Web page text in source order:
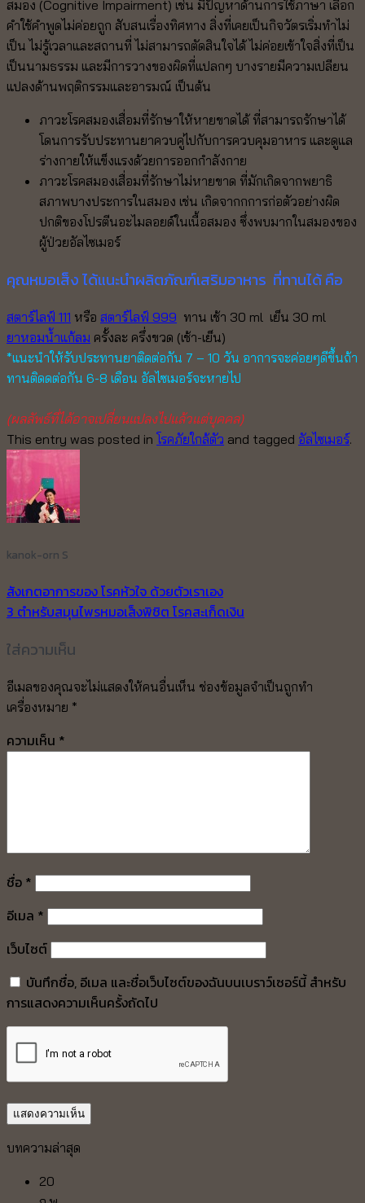
สมอง (Cognitive Impairment) เช่น มีปัญหาด้านการใช้ภาษา เลือก
คำใช้คำพูดไม่ค่อยถูก สับสนเรื่องทิศทาง สิ่งที่เคยเป็นกิจวัตรเริ่มทำไม่
เป็น ไม่รู้เวลาและสถานที่ ไม่สามารถตัดสินใจได้ ไม่ค่อยเข้าใจสิ่งที่เป็น
เป็นนามธรรม และมีการวางของผิดที่แปลกๆ บางรายมีความเปลียน
แปลงด้านพฤติกรรมและอารมณ์ เป็นต้น
ภาวะโรคสมองเสื่อมที่รักษาให้หายขาดได้ ที่สามารถรักษาได้
โดนการรับประทานยาควบคู่ไปกับการควบคุมอาหาร และดูแล
ร่างกายให้แข็งแรงด้วยการออกกำลังกาย
ภาวะโรคสมองเสื่อมที่รักษาไม่หายขาด ที่มักเกิดจากพยาธิ
สภาพบางประการในสมอง เช่น เกิดจากกการก่อตัวอย่างผิด
ปกติของโปรตีนอะไมลอยด์ในเนื้อสมอง ซึ่งพบมากในสมองของ
ผู้ป่วยอัลไซเมอร์
คุณหมอเส็ง ได้แนะนําผลิตภัณฑ์เสริมอาหาร ที่ทานได้ คือ
สตาร์ไลฟ์ 111 หรือ สตาร์ไลฟ์ 999 ทาน เช้า 30 ml เย็น 30 ml
ยาหอมน้ำแก้ลม ครั้งละ ครึ่งขวด (เช้า-เย็น)
*แนะนำให้รับประทานยาติดต่อกัน 7 – 10 วัน อาการจะค่อยๆดีขึ้นถ้า
ทานติดดต่อกัน 6-8 เดือน อัลไซเมอร์จะหายไป
(ผลลัพธ์ที่ได้อาจเปลี่ยนแปลงไปแล้วแต่บุคคล)
This entry was posted in โรคภัยใกล้ตัว and tagged อัลไซเมอร์.
kanok-orn S
สังเกตอาการของ โรคหัวใจ ด้วยตัวเราเอง
3 ตำหรับสมุนไพรหมอเส็งพิชิต โรคสะเก็ดเงิน
ใส่ความเห็น
อีเมลของคุณจะไม่แสดงให้คนอื่นเห็น ช่องข้อมูลจำเป็นถูกทำ
เครื่องหมาย *
ความเห็น *
ชื่อ *
อีเมล *
เว็บไซต์
บันทึกชื่อ, อีเมล และชื่อเว็บไซต์ของฉันบนเบราว์เซอร์นี้ สำหรับ
การแสดงความเห็นครั้งถัดไป
บทความล่าสุด
20